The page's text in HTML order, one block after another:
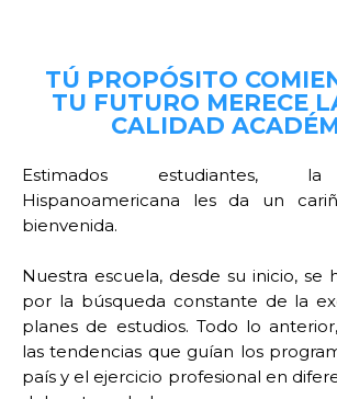
TÚ PROPÓSITO
TU FUTURO MERECE
CALIDAD
Estimados estudiantes, la
Hispanoamericana les da un
bienvenida.
Nuestra escuela, desde su inicio, se
por la búsqueda constante de la
planes de estudios. Todo lo
las tendencias que guían los
país y el ejercicio profesional en